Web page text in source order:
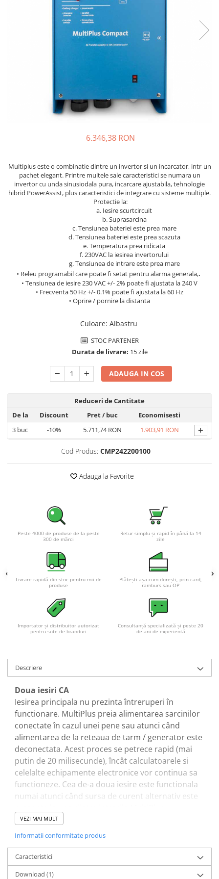
Incarcatoare acumulatori
Panouri fotovoltaice si accesorii
Panouri fotovoltaice
Sisteme prindere panouri
Invertoare Hibrid
Invertoare On-grid
PWM
Convertoare de tensiune
Sisteme de stocare energie
Pachete complete stocare energie
Sisteme de Stocare Comerciale
Sisteme fotovoltaice complete
Sisteme fotovoltaice de putere
mica (rulota/caravan/case de
Sisteme fotovoltaice profesionale
Statii de incarcare vehicule
Cabluri de incarcare vehicule
Accesorii
Turbine eoliene pentru casă
Tractiune / LiFePo4
Baterii si acumulatori gel si VRLA
Acumulatori Moto, ATV
GEL
SLA AGM (Sealed Lead Acid)
Deep Cycle - Tractiune/Semi-
Marine & Caravan
APC
Pachete acumulatori VRLA
Redresoare, incarcatoare si testere
stationare
Surse UPS
UPS pentru centrale termice si
sisteme de urgenta - acumulator
extern
UPS Calculatoare si Servere
UPS Trifazat
Stabilizatoare Tensiune
PDUs unitati de distributie a
Cabinete baterii
Acumulatori UPS
Drumetii / Camping
Accesorii
Frigidere portabile
6.346,38 RON
Multiplus este o combinatie dintre un invertor si un incarcator, intr-un
pachet elegant. Printre multele sale caracteristici se numara un
invertor cu unda sinusiodala pura, incarcare ajustabila, tehnologie
hibrid PowerAssist, plus caracteristici de integrare cu sisteme multiple.
Protectie la:
a. Iesire scurtcircuit
b. Suprasarcina
c. Tensiunea bateriei este prea mare
d. Tensiunea bateriei este prea scazuta
e. Temperatura prea ridicata
f. 230VAC la iesirea invertorului
g. Tensiunea de intrare este prea mare
• Releu programabil care poate fi setat pentru alarma generala,.
• Tensiunea de iesire 230 VAC +/- 2% poate fi ajustata la 240 V
• Frecventa 50 Hz +/- 0.1% poate fi ajustata la 60 Hz
• Oprire / pornire la distanta
Culoare: Albastru
STOC PARTENER
Durata de livrare: 15 zile
ADAUGA IN COS
Reduceri de Cantitate
De la
Discount Pret/ buc
Economisesti
3 buc -10% 5.711,74 RON 1.903,91 RON +
Cod Produs: CMP242200100
Adauga la Favorite
Peste 4000 de produse de la peste
300 de mărci
Retur simplu și rapid în până la 14
zile
Livrare rapidă din stoc pentru mii de
produse
Plătești așa cum dorești, prin card,
ramburs sau OP
Importator și distribuitor autorizat
pentru sute de branduri
Consultanță specializată și peste 20
de ani de experiență
Descriere
Doua iesiri CA
Iesirea principala nu prezinta întreruperi în
functionare. MultiPlus preia alimentarea sarcinilor
conectate în cazul unei pene sau atunci când
alimentarea de la reteaua de tarm / generator este
deconectata. Acest proces se petrece rapid (mai
putin de 20 milisecunde), încât calculatoarele si
celelalte echipamente electronice vor continua sa
functioneze. Cea de-a doua iesire este functionala
numai atunci când sursa de curent alternativ este
Consumatorii care nu descarca acumulatorul,
precum un încalzitor de apa, de exemplu, pot fi
disponibila la modelele cu capacitate de 3kVA si
mai mult).
VEZI MAI MULT
Informatii conformitate produs
Caracteristici
Download (1)